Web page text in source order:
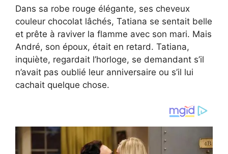
Dans sa robe rouge élégante, ses cheveux
couleur chocolat lâchés, Tatiana se sentait belle
et prête à raviver la flamme avec son mari. Mais
André, son époux, était en retard. Tatiana,
inquiète, regardait l’horloge, se demandant s’il
n’avait pas oublié leur anniversaire ou s’il lui
cachait quelque chose.